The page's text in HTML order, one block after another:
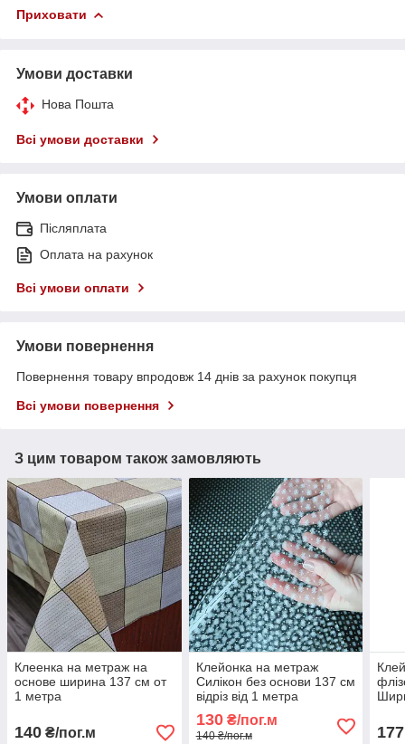
Приховати
Умови доставки
Нова Пошта
Всі умови доставки
Умови оплати
Післяплата
Оплата на рахунок
Всі умови оплати
Умови повернення
Повернення товару впродовж 14 днів за рахунок покупця
Всі умови повернення
З цим товаром також замовляють
Клеенка на метраж на
основе ширина 137 см от
1 метра
140 ₴/пог.м
Клейонка на метраж
Силікон без основи 137 см
відріз від 1 метра
130₴/пог.м
140 ₴/пог.м 177